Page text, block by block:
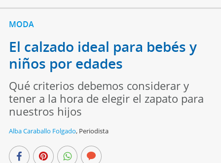
MODA
El calzado ideal para bebés y
niños por edades
Qué criterios debemos considerar y
tener a la hora de elegir el zapato para
nuestros hijos
Alba Caraballo Folgado, Periodista